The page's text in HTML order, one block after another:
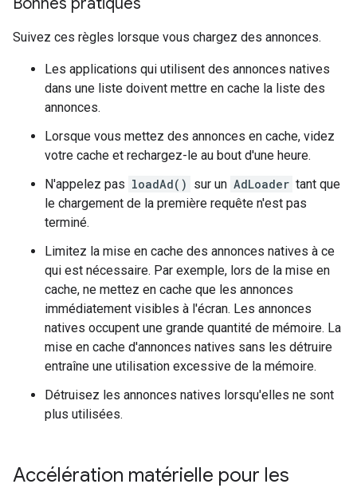
Suivez ces règles lorsque vous chargez des annonces.
Les applications qui utilisent des annonces natives
dans une liste doivent mettre en cache la liste des
annonces.
Lorsque vous mettez des annonces en cache, videz
votre cache et rechargez-le au bout d'une heure.
N'appelez pas loadAd() sur un AdLoader tant que
le chargement de la première requête n'est pas
terminé.
Limitez la mise en cache des annonces natives à ce
qui est nécessaire. Par exemple, lors de la mise en
cache, ne mettez en cache que les annonces
immédiatement visibles à l'écran. Les annonces
natives occupent une grande quantité de mémoire. La
mise en cache d'annonces natives sans les détruire
entraîne une utilisation excessive de la mémoire.
Détruisez les annonces natives lorsqu'elles ne sont
plus utilisées.
Accélération matérielle pour les